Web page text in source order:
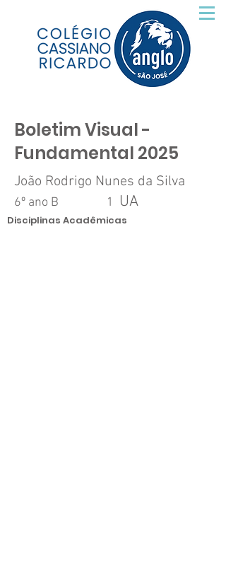
Boletim Visual -
Fundamental 2025
João Rodrigo Nunes da Silva
6º ano B 1 UA
Disciplinas Acadêmicas